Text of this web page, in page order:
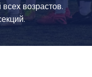
возрастов.